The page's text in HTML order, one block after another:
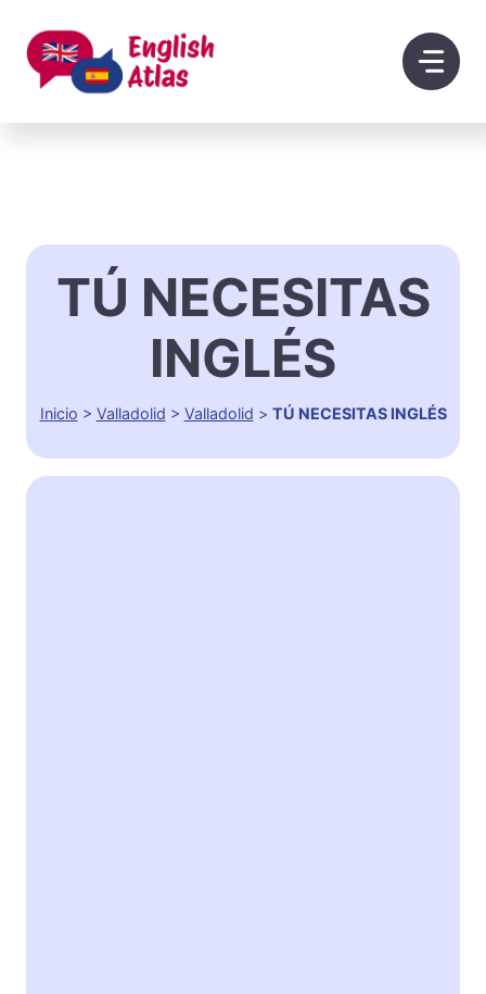
contenido
TÚ NECESITAS
INGLÉS
Inicio > Valladolid > Valladolid > TÚ NECESITAS INGLÉS